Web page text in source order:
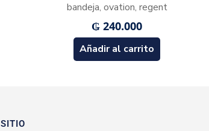
bandeja, ovation, regent
₲ 240.000
Añadir al carrito
SITIO